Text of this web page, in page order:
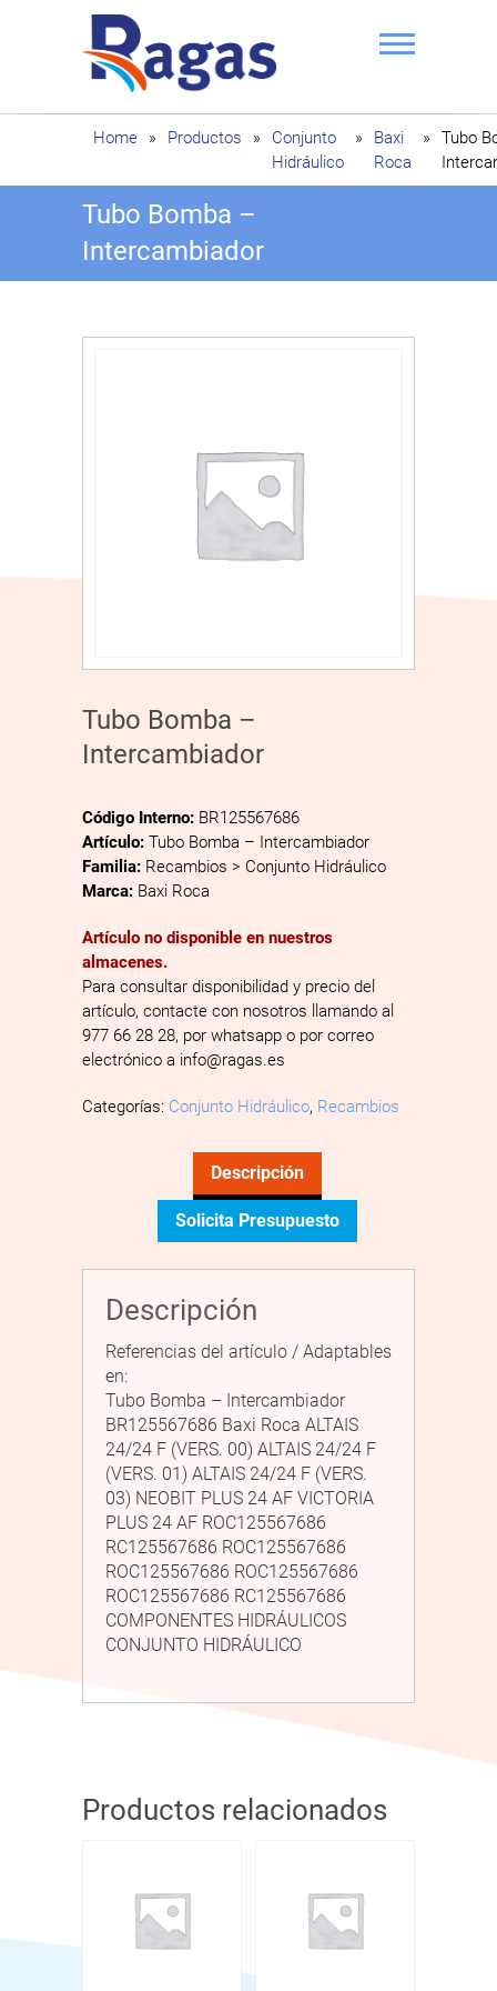
Ragas
Home » Productos »
Conjunto
Hidráulico
»
Baxi
Roca
»
Tubo
Tubo Bomba –
Intercambiador
Tubo Bomba –
Intercambiador
Código Interno: BR125567686
Artículo: Tubo Bomba – Intercambiador
Familia: Recambios > Conjunto Hidráulico
Marca: Baxi Roca
Artículo no disponible en nuestros
almacenes.
Para consultar disponibilidad y precio del
artículo, contacte con nosotros llamando al
977 66 28 28, por whatsapp o por correo
electrónico a info@ragas.es
Categorías: Conjunto Hidráulico, Recambios
Descripción
Solicita Presupuesto
Descripción
Referencias del artículo / Adaptables
en:
Tubo Bomba – Intercambiador
BR125567686 Baxi Roca ALTAIS
24/24 F (VERS. 00) ALTAIS 24/24 F
(VERS. 01) ALTAIS 24/24 F (VERS.
03) NEOBIT PLUS 24 AF VICTORIA
PLUS 24 AF ROC125567686
RC125567686 ROC125567686
ROC125567686 ROC125567686
ROC125567686 RC125567686
COMPONENTES HIDRÁULICOS
CONJUNTO HIDRÁULICO
Productos relacionados